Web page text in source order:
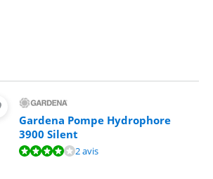
Gardena Pompe Hydrophore
3900 Silent
10, basée sur 2 avis.2 avis